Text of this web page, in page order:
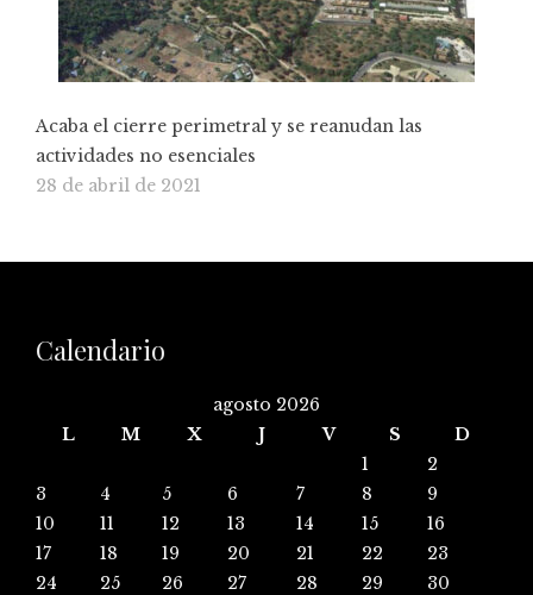
Acaba el cierre perimetral y se reanudan las
actividades no esenciales
28 de abril de 2021
Calendario
agosto 2026
L
M X J V S
D
1
2
3
4 5 6 7 8
9
10
11 12 13 14 15
16
17
18 19 20 21 22
23
24
25 26 27 28 29
30